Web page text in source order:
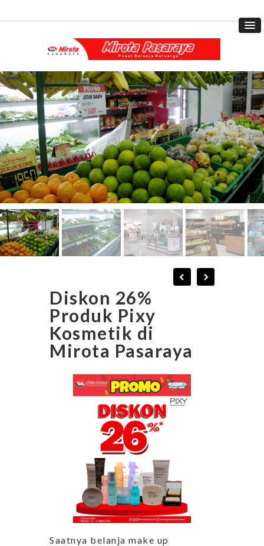
Diskon 26%
Produk Pixy
Kosmetik di
Mirota Pasaraya
Saatnya belanja make up